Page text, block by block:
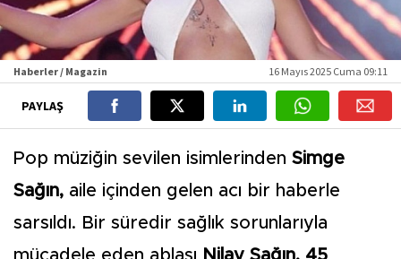
Haberler / Magazin 16 Mayıs 2025 Cuma 09:11
PAYLAŞ
Pop müziğin sevilen isimlerinden Simge
Sağın, aile içinden gelen acı bir haberle
sarsıldı. Bir süredir sağlık sorunlarıyla
mücadele eden ablası Nilay Sağın, 45